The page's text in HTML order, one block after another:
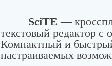
SciTE —
текстовый редактор
Компактный и
настраиваемых